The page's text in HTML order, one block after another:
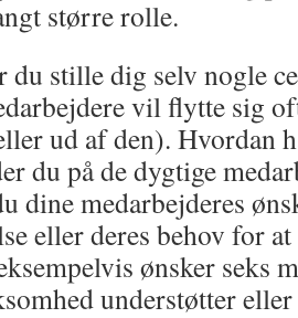
større rolle.
du stille dig selv nogle
vil flytte sig
ud af den). Hvordan
du på de dygtige
dine medarbejderes
eller deres behov for
ønsker seks
understøtter eller